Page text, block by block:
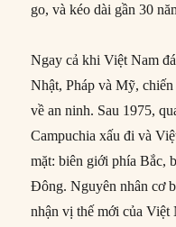
go, và kéo dài gần 30
Ngay cả khi Việt Nam
Nhật, Pháp và Mỹ,
về an ninh. Sau 1975,
Campuchia xấu đi và
mặt: biên giới phía Bắc,
Đông. Nguyên nhân cơ
nhận vị thế mới của